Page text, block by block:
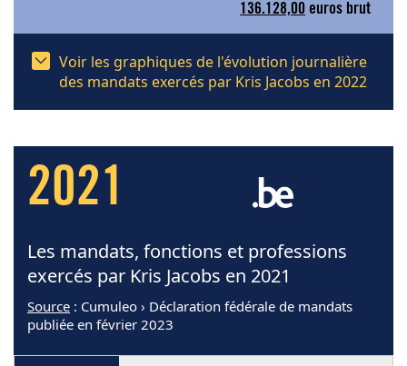
136.128,00 euros brut
Voir les graphiques de l'évolution journalière
des mandats exercés par Kris Jacobs en 2022
2021
Les mandats, fonctions et professions
exercés par Kris Jacobs en 2021
Source : Cumuleo › Déclaration fédérale de mandats
publiée en février 2023